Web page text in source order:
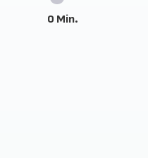
0 Min.